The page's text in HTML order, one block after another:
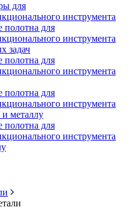
для
инструмента
полотна для
инструмента
задач
полотна для
инструмента
полотна для
инструмента
и металлу
полотна для
инструмента